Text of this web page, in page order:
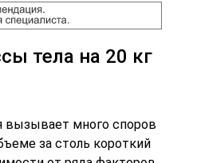
тела на 20 кг
вызывает много споров
за столь короткий